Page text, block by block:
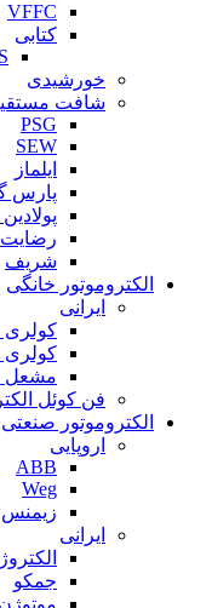
VFFC
کتابی
خورشیدی
شافت
PSG
SEW
ایلماز
پارس
رضایت
شریف
الکتروموتور خانگی
ایرانی
کولری
کولری
مشعل
فن کوئل
الکتروموتور صنعتی
اروپایی
ABB
Weg
زیمنس
ایرانی
جمکو
موتوژن